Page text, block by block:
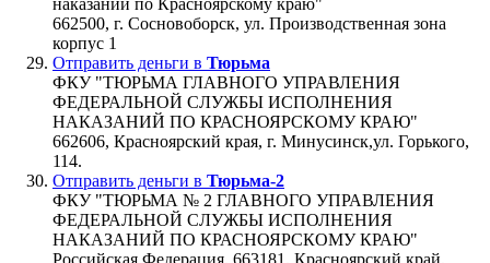
662500, г. Сосновоборск, ул. Производственная зона
корпус 1
Отправить деньги в Тюрьма
ФКУ "ТЮРЬМА ГЛАВНОГО УПРАВЛЕНИЯ
ФЕДЕРАЛЬНОЙ СЛУЖБЫ ИСПОЛНЕНИЯ
НАКАЗАНИЙ ПО КРАСНОЯРСКОМУ КРАЮ"
662606, Красноярский края, г. Минусинск,ул. Горького,
114.
Отправить деньги в Тюрьма-2
ФКУ "ТЮРЬМА № 2 ГЛАВНОГО УПРАВЛЕНИЯ
ФЕДЕРАЛЬНОЙ СЛУЖБЫ ИСПОЛНЕНИЯ
НАКАЗАНИЙ ПО КРАСНОЯРСКОМУ КРАЮ"
Российская Федерация, 663181, Красноярский край,